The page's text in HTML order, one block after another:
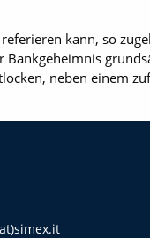
kann, so
neben einem